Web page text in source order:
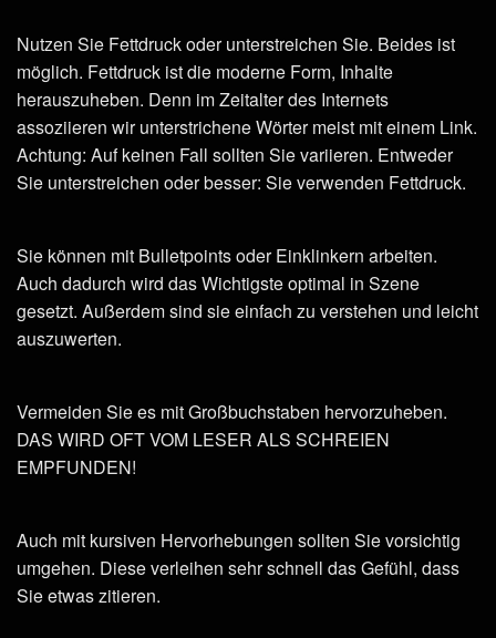
Nutzen Sie Fettdruck oder unterstreichen Sie. Beides ist
möglich. Fettdruck ist die moderne Form, Inhalte
herauszuheben. Denn im Zeitalter des Internets
assoziieren wir unterstrichene Wörter meist mit einem Link.
Achtung: Auf keinen Fall sollten Sie variieren. Entweder
Sie unterstreichen oder besser: Sie verwenden Fettdruck.
Sie können mit Bulletpoints oder Einklinkern arbeiten.
Auch dadurch wird das Wichtigste optimal in Szene
gesetzt. Außerdem sind sie einfach zu verstehen und leicht
auszuwerten.
Vermeiden Sie es mit Großbuchstaben hervorzuheben.
DAS WIRD OFT VOM LESER ALS SCHREIEN
EMPFUNDEN!
Auch mit kursiven Hervorhebungen sollten Sie vorsichtig
umgehen. Diese verleihen sehr schnell das Gefühl, dass
Sie etwas zitieren.